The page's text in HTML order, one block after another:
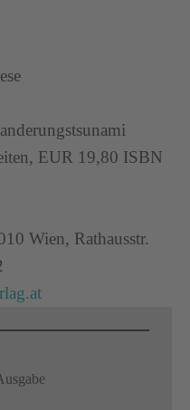
EUR 19,80 ISBN
Wien, Rathausstr.